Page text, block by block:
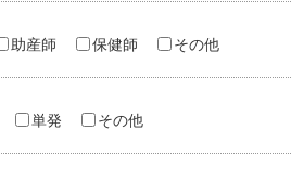
助産師 保健師 その他
単発 その他